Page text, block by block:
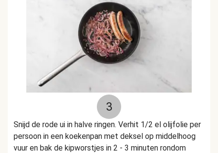
3
Snijd de rode ui in halve ringen. Verhit 1/2 el olijfolie per
persoon in een koekenpan met deksel op middelhoog
vuur en bak de kipworstjes in 2 - 3 minuten rondom